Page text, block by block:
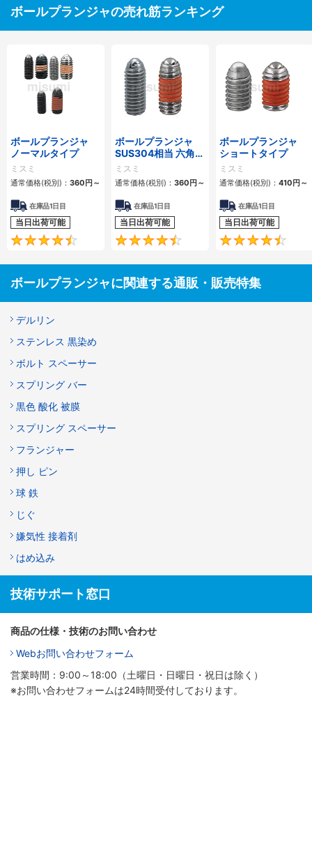
ボールプランジャの売れ筋ランキング
ボールプランジャ
ノーマルタイプ
ミスミ
通常価格(税別)： 360円～
在庫品1日目
当日出荷可能
4.6
ボールプランジャ
SUS304相当 六角穴
タイプ
ミスミ
通常価格(税別)： 360円～
在庫品1日目
当日出荷可能
4.5
ボールプランジャ
ショートタイプ
ミスミ
通常価格(税別)： 410円～
在庫品1日目
当日出荷可能
ボールプランジャに関連する通販・販売特集
デルリン
ステンレス 黒染め
ボルト スペーサー
スプリング バー
黒色 酸化 被膜
スプリング スペーサー
フランジャー
押し ピン
球 鉄
じぐ
嫌気性 接着剤
はめ込み
技術サポート窓口
商品の仕様・技術のお問い合わせ
Webお問い合わせフォーム
営業時間：9:00～18:00（土曜日・日曜日・祝日は除く）
※お問い合わせフォームは24時間受付しております。